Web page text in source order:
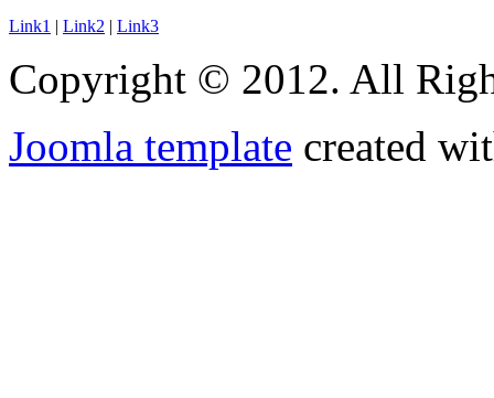
Link1 | Link2 | Link3
Copyright © 2012. All
Joomla template created